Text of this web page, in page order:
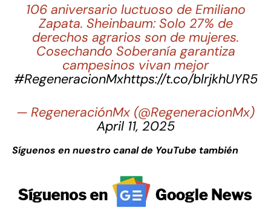
106 aniversario luctuoso de Emiliano
Zapata. Sheinbaum: Solo 27% de
derechos agrarios son de mujeres.
Cosechando Soberanía garantiza
campesinos vivan mejor
#RegeneracionMxhttps://t.co/blrjkhUYR5
— RegeneraciónMx (@RegeneracionMx)
April 11, 2025
Síguenos en nuestro canal de YouTube también